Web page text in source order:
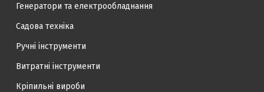
Генератори та електрообладнання
Садова техніка
Ручні інструменти
Витратні інструменти
Кріпильні вироби